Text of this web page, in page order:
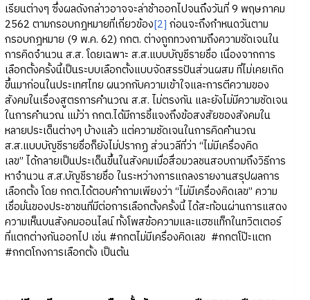
เรียนต่างๆ ซึ่งผลดังกล่าวอาจจะล่าช้าออกไปจนถึงวันที่ 9 พฤษภาคม
2562 ตามกรอบกฎหมายที่เกี่ยวข้อง[2] ก่อนจะถึงกำหนดวันตาม
กรอบกฎหมาย (9 พ.ค. 62) กกต. ต่างถูกทวงถามถึงความชัดเจนใน
การคิดจำนวน ส.ส. โดยเฉพาะ ส.ส.แบบบัญชีรายชื่อ เนื่องจากการ
เลือกตั้งครั้งนี้เป็นระบบเลือกตั้งแบบจัดสรรปันส่วนผสม ที่ไม่เคยเกิด
ขึ้นมาก่อนในประเทศไทย ผนวกกับความเข้าใจและการตีความของ
สังคมในเรื่องสูตรการคำนวณ ส.ส. ไม่ตรงกัน และยังไม่มีความชัดเจน
ในการคำนวณ แม้ว่า กกต.ได้มีการชี้แจงถึงข้อสงสัยของสังคมใน
หลายประเด็นต่างๆ บ้างแล้ว แต่ความชัดเจนในการคิดคำนวณ
ส.ส.แบบบัญชีรายชื่อก็ยังไม่ปรากฏ ส่วนวลีที่ว่า “ไม่มีเครื่องคิด
เลข” ได้กลายเป็นประเด็นขึ้นในสังคมเมื่อสื่อมวลชนสอบถามถึงวิธีการ
หาจำนวน ส.ส.บัญชีรายชื่อ ในระหว่างการแถลงรายงานสรุปผลการ
เลือกตั้ง โดย กกต.ได้ตอบคำถามเพียงว่า “ไม่มีเครื่องคิดเลข” ความ
เชื่อมั่นของประชาชนที่มีต่อการเลือกตั้งครั้งนี้ ได้สะท้อนผ่านการแสดง
ความเห็นบนสังคมออนไลน์ ทั้งโพสข้อความและแฮชแท็กในทวิตเตอร์
ที่แตกต่างกันออกไป เช่น #กกตไม่มีเครื่องคิดเลข #กกตโป๊ะแตก
#กกตโกงการเลือกตั้ง เป็นต้น